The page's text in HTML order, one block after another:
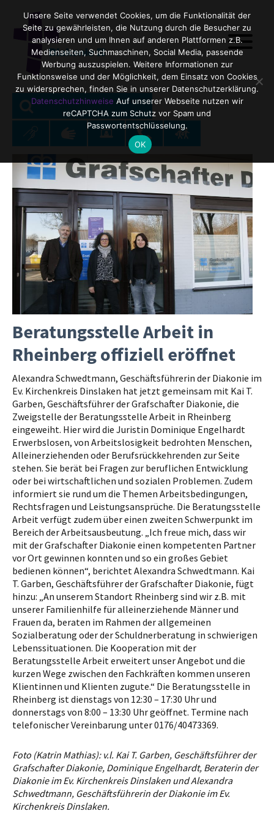
Search
for:
SEARCH
Beratungsstelle Arbeit in
Rheinberg offiziell eröffnet
Alexandra Schwedtmann, Geschäftsführerin der Diakonie im
Ev. Kirchenkreis Dinslaken hat jetzt gemeinsam mit Kai T.
Garben, Geschäftsführer der Grafschafter Diakonie, die
Zweigstelle der Beratungsstelle Arbeit in Rheinberg
eingeweiht. Hier wird die Juristin Dominique Engelhardt
Erwerbslosen, von Arbeitslosigkeit bedrohten Menschen,
Alleinerziehenden oder Berufsrückkehrenden zur Seite
stehen. Sie berät bei Fragen zur beruflichen Entwicklung
oder bei wirtschaftlichen und sozialen Problemen. Zudem
informiert sie rund um die Themen Arbeitsbedingungen,
Rechtsfragen und Leistungsansprüche. Die Beratungsstelle
Arbeit verfügt zudem über einen zweiten Schwerpunkt im
Bereich der Arbeitsausbeutung. „Ich freue mich, dass wir
mit der Grafschafter Diakonie einen kompetenten Partner
vor Ort gewinnen konnten und so ein großes Gebiet
bedienen können“, berichtet Alexandra Schwedtmann. Kai
T. Garben, Geschäftsführer der Grafschafter Diakonie, fügt
hinzu: „An unserem Standort Rheinberg sind wir z.B. mit
unserer Familienhilfe für alleinerziehende Männer und
Frauen da, beraten im Rahmen der allgemeinen
Sozialberatung oder der Schuldnerberatung in schwierigen
Lebenssituationen. Die Kooperation mit der
Beratungsstelle Arbeit erweitert unser Angebot und die
kurzen Wege zwischen den Fachkräften kommen unseren
Klientinnen und Klienten zugute.“ Die Beratungsstelle in
Rheinberg ist dienstags von 12:30 – 17:30 Uhr und
donnerstags von 8:00 – 13:30 Uhr geöffnet. Termine nach
telefonischer Vereinbarung unter 0176/40473369.
Foto (Katrin Mathias): v.l. Kai T. Garben, Geschäftsführer der
Grafschafter Diakonie, Dominique Engelhardt, Beraterin der
Diakonie im Ev. Kirchenkreis Dinslaken und Alexandra
Schwedtmann, Geschäftsführerin der Diakonie im Ev.
Kirchenkreis Dinslaken.
Unsere Seite verwendet Cookies, um die Funktionalität der
Seite zu gewährleisten, die Nutzung durch die Besucher zu
analysieren und um Ihnen auf anderen Plattformen z.B.
Medienseiten, Suchmaschinen, Social Media, passende
Werbung auszuspielen. Weitere Informationen zur
Funktionsweise und der Möglichkeit, dem Einsatz von Cookies
zu widersprechen, finden Sie in unserer Datenschutzerklärung.
Datenschutzhinweise Auf unserer Webseite nutzen wir
reCAPTCHA zum Schutz vor Spam und
Passwortentschlüsselung.
OK